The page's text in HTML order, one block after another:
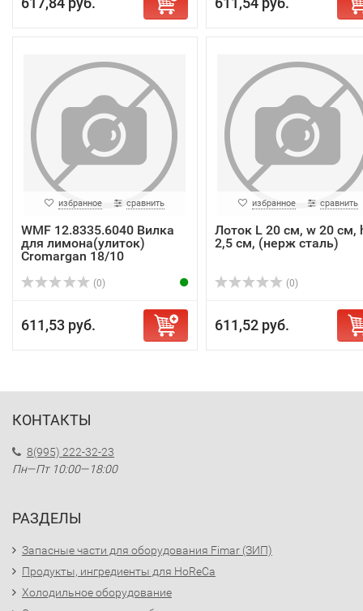
избранное сравнить
WMF 12.8335.6040 Вилка
для лимона(улиток)
Cromargan 18/10
(0)
611,53 руб.
избранное сравнить
Лоток L 20 см, w 20 см,
2,5 см, (нерж сталь)
(0)
611,52 руб.
КОНТАКТЫ
8(995) 222-32-23
Пн—Пт 10:00—18:00
РАЗДЕЛЫ
Запасные части для оборудования Fimar (ЗИП)
Продукты, ингредиенты для HoReCa
Холодильное оборудование